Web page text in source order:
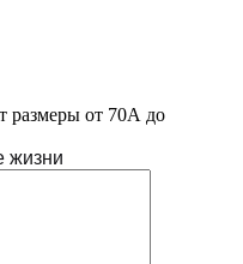
размеры от 70А до
жизни